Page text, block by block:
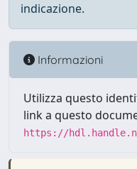
indicazione.
Informazioni
Utilizza questo
link a questo
https://